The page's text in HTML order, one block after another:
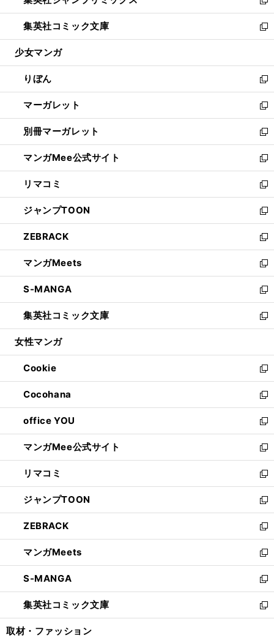
開
く
ウ
で
開
ン
ド
ウ
開
く
ウ
ィ
ン
ウ
で
開
く
新
し
い
ウ
ン
ド
ウ
で
開
く
集英社コミック文庫
新
し
ウ
ィ
ン
ド
ウ
で
開
く
少女マンガ
りぼん
新
し
い
ウ
ィ
ン
ド
ウ
で
開
く
マーガレット
新
し
い
ウ
ィ
ン
ド
ウ
で
開
く
別冊マーガレット
新
し
い
ウ
ィ
ン
ド
ウ
で
開
く
マンガMee公式サイト
新
し
い
ウ
ィ
ン
ド
ウ
で
開
く
リマコミ
新
し
い
ウ
ィ
ン
ド
ウ
で
開
く
ジャンプTOON
新
し
い
ウ
ィ
ン
ド
ウ
で
開
ZEBRACK
新
し
い
ウ
ィ
ン
ド
ウ
開
く
マンガMeets
新
し
い
ウ
ィ
ン
ウ
で
開
く
S-MANGA
新
し
い
ウ
ン
ド
ウ
で
開
く
集英社コミック文庫
新
し
ウ
ィ
ン
ド
ウ
で
開
く
女性マンガ
Cookie
新
し
い
ウ
ィ
ン
ド
ウ
で
開
く
Cocohana
新
し
い
ウ
ィ
ン
ド
ウ
で
開
く
office YOU
新
し
い
ウ
ィ
ン
ド
ウ
で
開
く
マンガMee公式サイト
新
し
い
ウ
ィ
ン
ド
ウ
で
開
く
リマコミ
新
し
い
ウ
ィ
ン
ド
ウ
で
開
く
ジャンプTOON
新
し
い
ウ
ィ
ン
ド
ウ
で
開
ZEBRACK
新
し
い
ウ
ィ
ン
ド
ウ
マンガMeets
新
し
い
ウ
ィ
ン
S-MANGA
新
し
い
ウ
集英社コミック文庫
新
し
取材・ファッション